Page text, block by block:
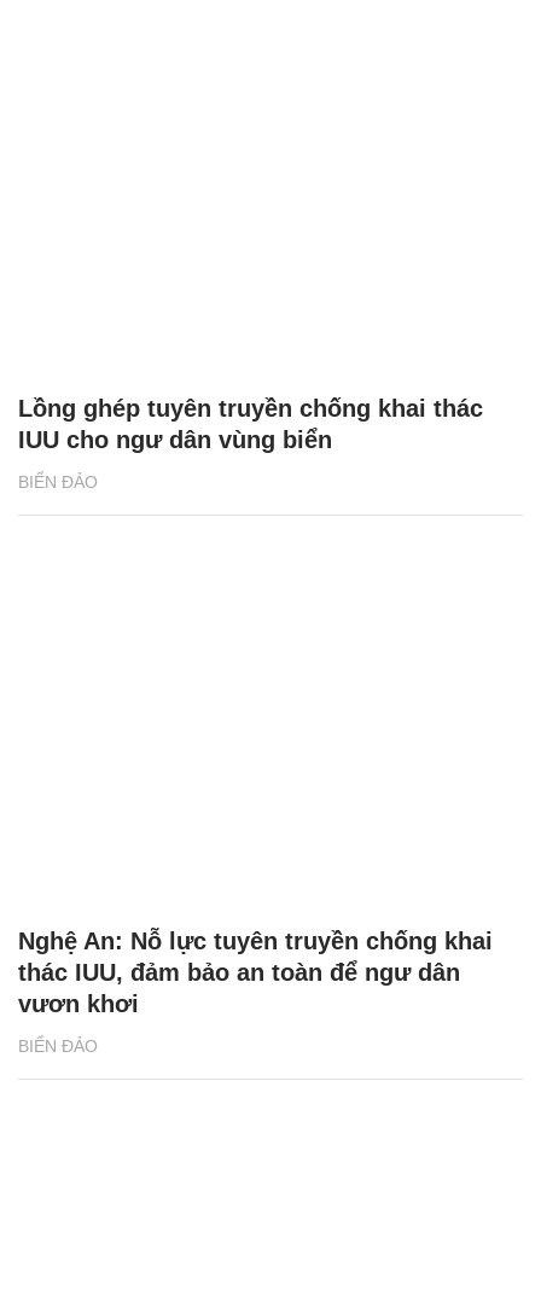
BIỂN ĐẢO
Lồng ghép tuyên truyền chống khai thác
IUU cho ngư dân vùng biển
BIỂN ĐẢO
Nghệ An: Nỗ lực tuyên truyền chống khai
thác IUU, đảm bảo an toàn để ngư dân
vươn khơi